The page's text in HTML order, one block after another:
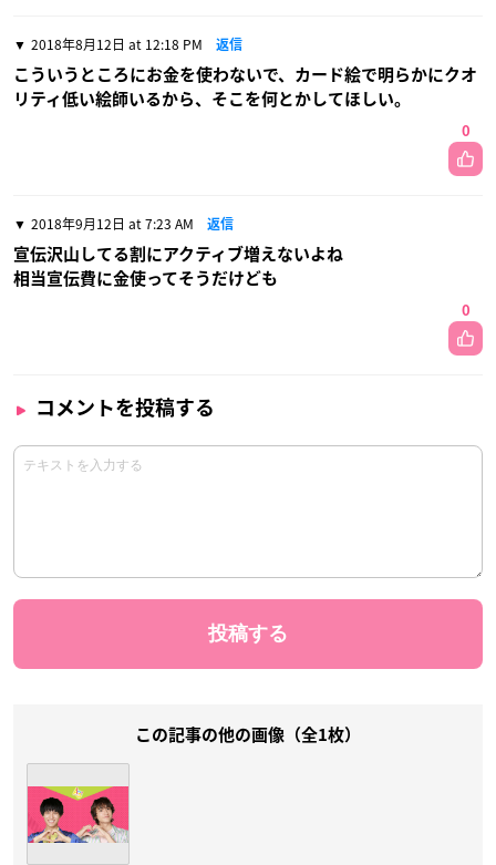
2018年8月12日 at 12:18 PM 返信
こういうところにお金を使わないで、カード絵で明らかにクオ
リティ低い絵師いるから、そこを何とかしてほしい。
0
2018年9月12日 at 7:23 AM 返信
宣伝沢山してる割にアクティブ増えないよね
相当宣伝費に金使ってそうだけども
0
コメントを投稿する
この記事の他の画像（全1枚）